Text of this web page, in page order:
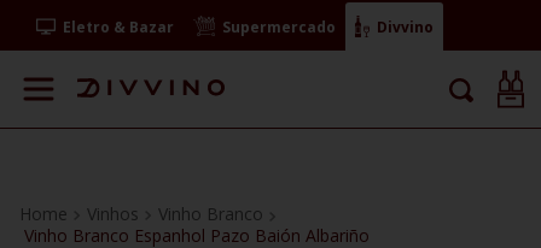
Eletro & Bazar Supermercado Divvino
Vinhos
Vinho Branco
Vinho Branco Espanhol Pazo Baión Albariño